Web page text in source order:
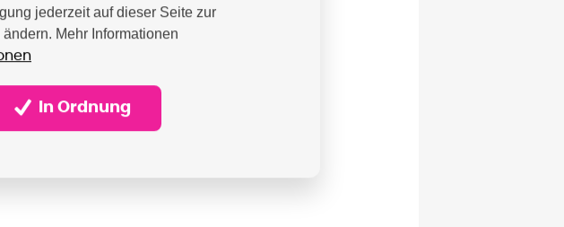
jederzeit auf dieser Seite zur
Mehr Informationen
In Ordnung